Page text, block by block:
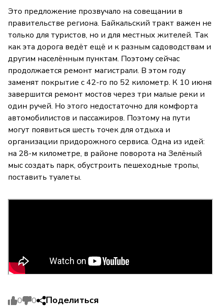
Это предложение прозвучало на совещании в
правительстве региона. Байкальский тракт важен не
только для туристов, но и для местных жителей. Так
как эта дорога ведёт ещё и к разным садоводствам и
другим населённым пунктам. Поэтому сейчас
продолжается ремонт магистрали. В этом году
заменят покрытие с 42-го по 52 километр. К 10 июня
завершится ремонт мостов через три малые реки и
один ручей. Но этого недостаточно для комфорта
автомобилистов и пассажиров. Поэтому на пути
могут появиться шесть точек для отдыха и
организации придорожного сервиса. Одна из идей:
на 28-м километре, в районе поворота на Зелёный
мыс создать парк, обустроить пешеходные тропы,
поставить туалеты.
0 0 Поделиться